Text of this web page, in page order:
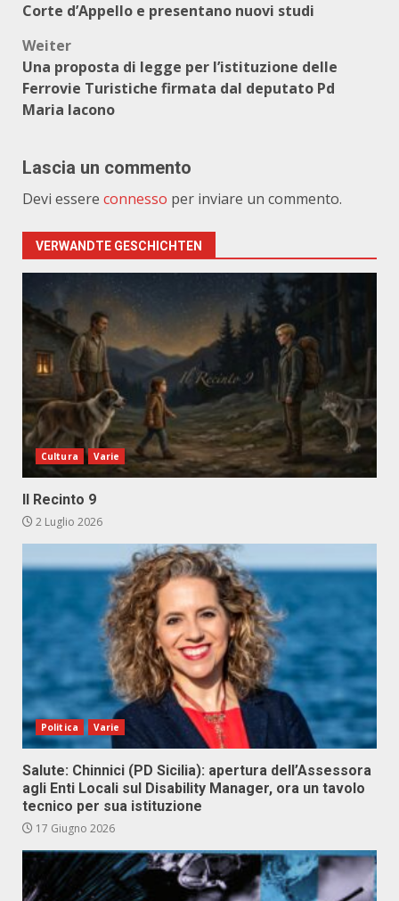
Corte d’Appello e presentano nuovi studi
Weiter
Una proposta di legge per l’istituzione delle
Ferrovie Turistiche firmata dal deputato Pd
Maria Iacono
Lascia un commento
Devi essere connesso per inviare un commento.
VERWANDTE GESCHICHTEN
Cultura Varie
Il Recinto 9
2 Luglio 2026
Politica Varie
Salute: Chinnici (PD Sicilia): apertura dell’Assessora
agli Enti Locali sul Disability Manager, ora un tavolo
tecnico per sua istituzione
17 Giugno 2026